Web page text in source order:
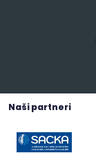
Naši partneri